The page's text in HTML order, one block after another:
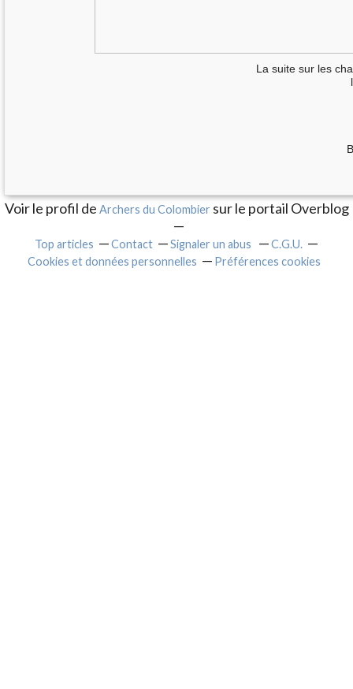
La suite sur les
Voir le profil de Archers du Colombier sur le portail Overblog
Top articles Contact Signaler un abus
C.G.U.
Cookies et données personnelles
Préférences cookies